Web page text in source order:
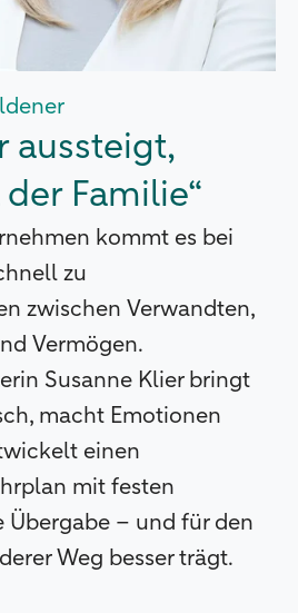
aussteigt,
Familie“
kommt es bei
zu
zwischen Verwandten,
Vermögen.
Susanne Klier bringt
macht Emotionen
einen
mit festen
Übergabe – und für den
Weg besser trägt.